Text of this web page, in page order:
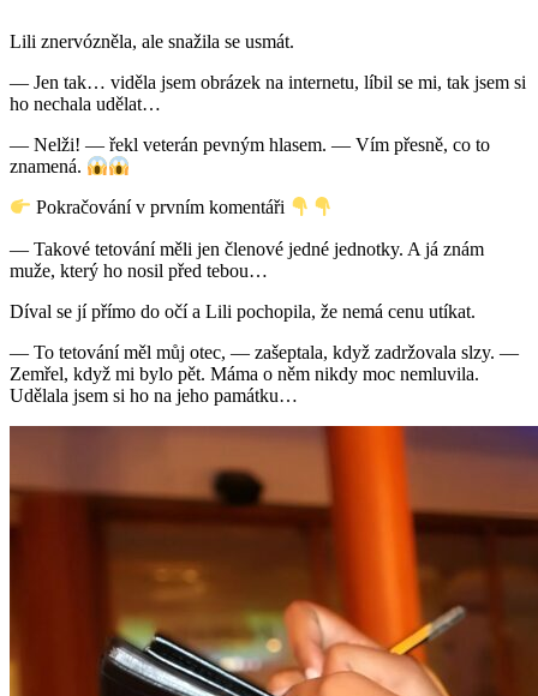
Lili znervózněla, ale snažila se usmát.
— Jen tak… viděla jsem obrázek na internetu, líbil se mi, tak jsem si
ho nechala udělat…
— Nelži! — řekl veterán pevným hlasem. — Vím přesně, co to
znamená.
Pokračování v prvním komentáři
— Takové tetování měli jen členové jedné jednotky. A já znám
muže, který ho nosil před tebou…
Díval se jí přímo do očí a Lili pochopila, že nemá cenu utíkat.
— To tetování měl můj otec, — zašeptala, když zadržovala slzy. —
Zemřel, když mi bylo pět. Máma o něm nikdy moc nemluvila.
Udělala jsem si ho na jeho památku…